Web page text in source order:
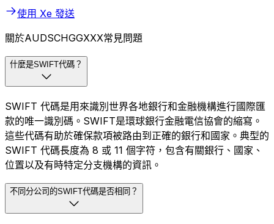
使用 Xe 發送
關於AUDSCHGGXXX常見問題
什麼是SWIFT代碼？
SWIFT 代碼是用來識別世界各地銀行和金融機構進行國際匯
款的唯一識別碼。SWIFT是環球銀行金融電信協會的縮寫。
這些代碼有助於確保款項被路由到正確的銀行和國家。典型的
SWIFT 代碼長度為 8 或 11 個字符，包含有關銀行、國家、
位置以及有時特定分支機構的資訊。
不同分公司的SWIFT代碼是否相同？